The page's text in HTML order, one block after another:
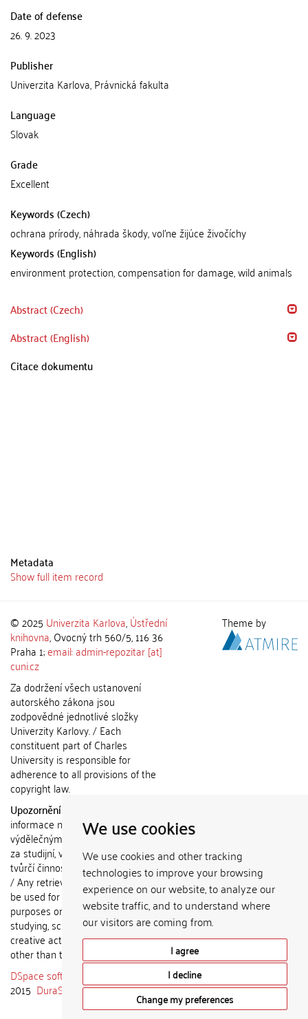
We use cookies
We use cookies and other tracking
technologies to improve your browsing
experience on our website, to analyze our
website traffic, and to understand where
our visitors are coming from.
I agree
I decline
Change my preferences
Date of defense
26. 9. 2023
Publisher
Univerzita Karlova, Právnická fakulta
Language
Slovak
Grade
Excellent
Keywords (Czech)
ochrana prírody, náhrada škody, voľne žijúce živočíchy
Keywords (English)
environment protection, compensation for damage, wild animals
Abstract (Czech)
Abstract (English)
Citace dokumentu
Metadata
Show full item record
© 2025 Univerzita Karlova,Ústřední
knihovna, Ovocný trh 560/5, 116 36
Praha 1;email: admin-repozitar [at]
cuni.cz
Za dodržení všech ustanovení
autorského zákona jsou
zodpovědné jednotlivé složky
Univerzity Karlovy. / Each
constituent part of Charles
University is responsible for
adherence to all provisions of the
copyright law.
Upozornění / Notice:
informace nemohou být použity k
výdělečným účelům nebo vydávány
za studijní, vědeckou nebo jinou
tvůrčí činnost jiné osoby než autora.
/ Any retrieved information shall not
be used for any commercial
purposes or claimed as results of
studying, scientific or any other
creative activities of any person
other than the author.
DSpace software
2015 DuraSpace
Theme by